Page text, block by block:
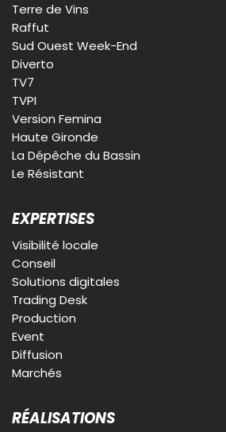
Terre de Vins
Raffut
Sud Ouest Week-End
Diverto
TV7
TVPI
Version Femina
Haute Gironde
La Dépêche du Bassin
Le Résistant
EXPERTISES
Visibilité locale
Conseil
Solutions digitales
Trading Desk
Production
Event
Diffusion
Marchés
RÉALISATIONS